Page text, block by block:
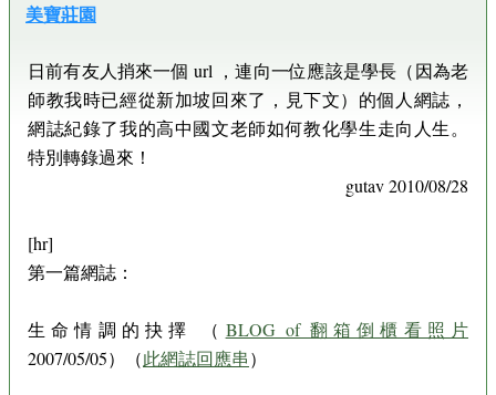
美寶莊園
日前有友人捎來一個 url ，連向一位應該是學長（因為老
師教我時已經從新加坡回來了，見下文）的個人網誌，
網誌紀錄了我的高中國文老師如何教化學生走向人生。
特別轉錄過來！
gutav 2010/08/28
[hr]
第一篇網誌：
生命情調的抉擇 （ BLOG of 翻箱倒櫃看照片
2007/05/05）（此網誌回應串）